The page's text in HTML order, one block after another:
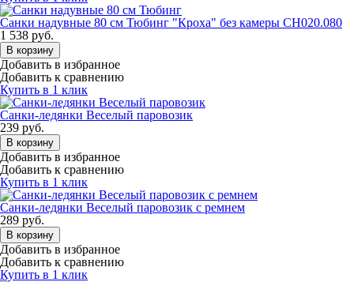
Санки надувные 80 см Тюбинг "Кроха" без камеры СН020.080
1 538 руб.
В корзину
Добавить в избранное
Добавить к сравнению
Купить в 1 клик
Санки-ледянки Веселый паровозик
239 руб.
В корзину
Добавить в избранное
Добавить к сравнению
Купить в 1 клик
Санки-ледянки Веселый паровозик с ремнем
289 руб.
В корзину
Добавить в избранное
Добавить к сравнению
Купить в 1 клик